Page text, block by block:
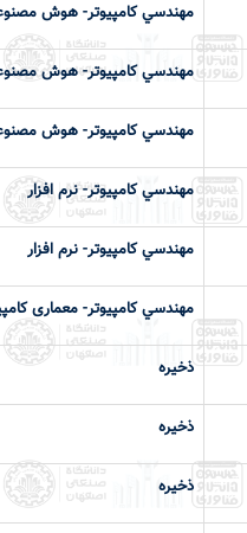
مهندسي كامپيوتر- هوش
مهندسي كامپيوتر- هوش
مهندسي كامپيوتر- هوش
مهندسي كامپيوتر- نرم افزار
مهندسي كامپيوتر- نرم افزار
مهندسي كامپيوتر- معماری
ذخیره
ذخیره
ذخیره